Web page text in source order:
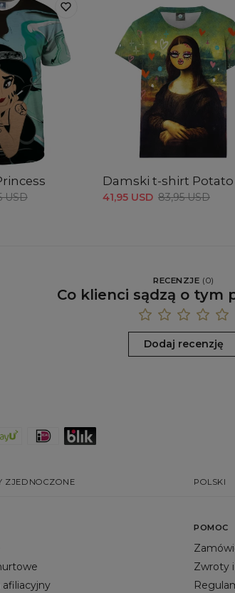
USD
Damski t-shirt Potato
41,95 USD 83,95 USD
RECENZJE (0)
Co klienci sądzą o tym
Dodaj recenzję
ZJEDNOCZONE POLSKI
POMOC
Zwroty